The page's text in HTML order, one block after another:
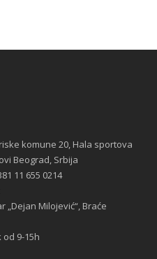
komune 20, Hala sportova
Beograd, Srbija
11 655 0214
Milojević“, Braće
9-15h